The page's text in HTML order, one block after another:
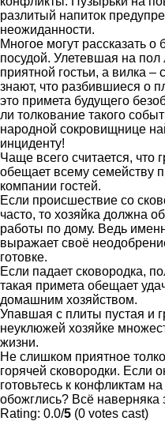
разлитый напиток
неожиданности.
Многое могут рассказать
посудой. Улетевшая на пол
приятной гостьи, а вилка
знают, что разбившиеся о
это примета будущего
ли толкование такого
народной сокровищнице
инциденту!
Чаще всего считается, что
обещает всему семейству
компании гостей.
Если происшествие со
часто, то хозяйка должна
работы по дому. Ведь
выражает своё
готовке.
Если падает сковородка,
такая примета обещает
домашним хозяйством.
Упавшая с плиты пустая и
неуклюжей хозяйке
жизни.
Не слишком приятное
горячей сковородки. Если
готовьтесь к конфликтам
обожглись? Всё наверняка
Rating: 0.0/5 (0 votes cast)